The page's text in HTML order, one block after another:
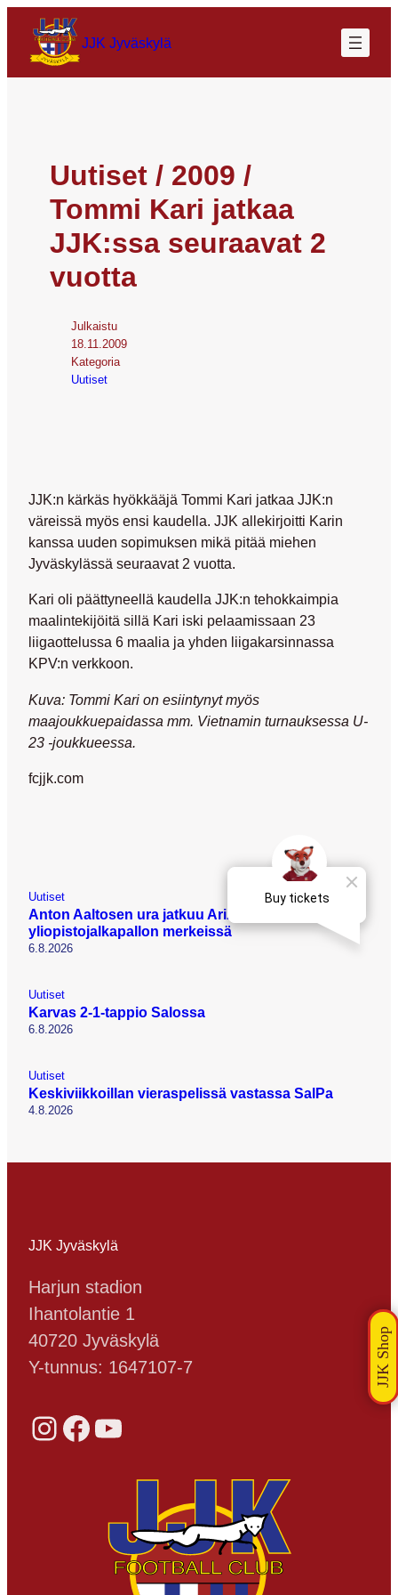
JJK Jyväskylä
Uutiset / 2009 /
Tommi Kari jatkaa
JJK:ssa seuraavat 2
vuotta
Julkaistu
18.11.2009
Kategoria
Uutiset
JJK:n kärkäs hyökkääjä Tommi Kari jatkaa JJK:n
väreissä myös ensi kaudella. JJK allekirjoitti Karin
kanssa uuden sopimuksen mikä pitää miehen
Jyväskylässä seuraavat 2 vuotta.
Kari oli päättyneellä kaudella JJK:n tehokkaimpia
maalintekijöitä sillä Kari iski pelaamissaan 23
liigaottelussa 6 maalia ja yhden liigakarsinnassa
KPV:n verkkoon.
Kuva: Tommi Kari on esiintynyt myös
maajoukkuepaidassa mm. Vietnamin turnauksessa U-
23 -joukkueessa.
fcjjk.com
Uutiset
Anton Aaltosen ura jatkuu Arizonassa
yliopistojalkapallon merkeissä
6.8.2026
Uutiset
Karvas 2-1-tappio Salossa
6.8.2026
Uutiset
Keskiviikkoillan vieraspelissä vastassa SalPa
4.8.2026
JJK Jyväskylä
Harjun stadion
Ihantolantie 1
40720 Jyväskylä
Y-tunnus: 1647107-7
Instagram Facebook YouTube